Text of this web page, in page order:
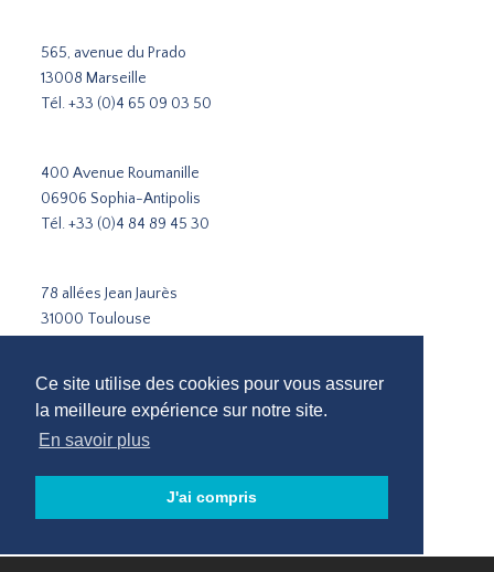
Ce site utilise des cookies pour vous assurer
la meilleure expérience sur notre site.
En savoir plus
J'ai compris
565, avenue du Prado
13008 Marseille
Tél.+33 (0)4 65 09 03 50
400 Avenue Roumanille
06906 Sophia-Antipolis
Tél.+33 (0)4 84 89 45 30
78 allées Jean Jaurès
31000 Toulouse
Cabinet de recrutement Paris
Cabinet de recrutement Lyon
Cabinet de recrutement Toulouse